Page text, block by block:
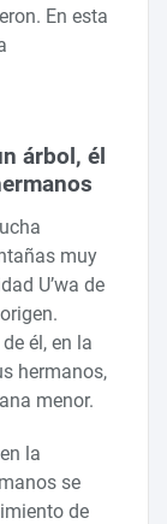
En esta
árbol, él
muy
U’wa de
él, en la
hermanos,
menor.
la
se
de